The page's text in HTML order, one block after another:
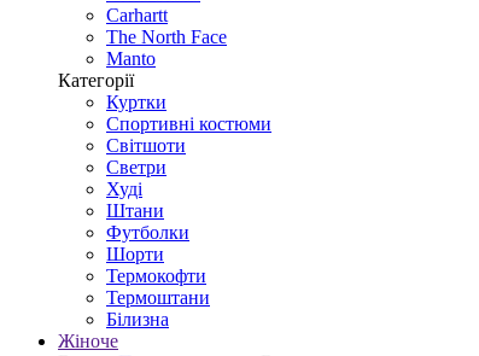
Carhartt
The North Face
Manto
Категорії
Куртки
Спортивні костюми
Світшоти
Светри
Худі
Штани
Футболки
Шорти
Термокофти
Термоштани
Білизна
Жіноче